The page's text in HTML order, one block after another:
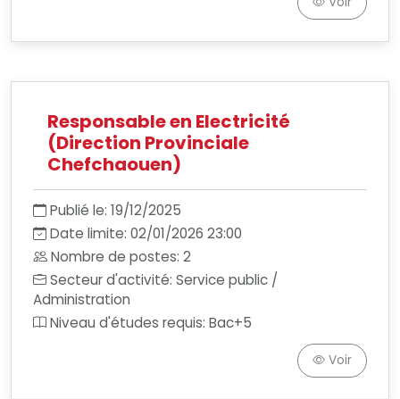
Responsable en Electricité
(Direction Provinciale
Chefchaouen)
Publié le: 19/12/2025
Date limite: 02/01/2026 23:00
Nombre de postes: 2
Secteur d'activité: Service public /
Administration
Niveau d'études requis: Bac+5
Voir